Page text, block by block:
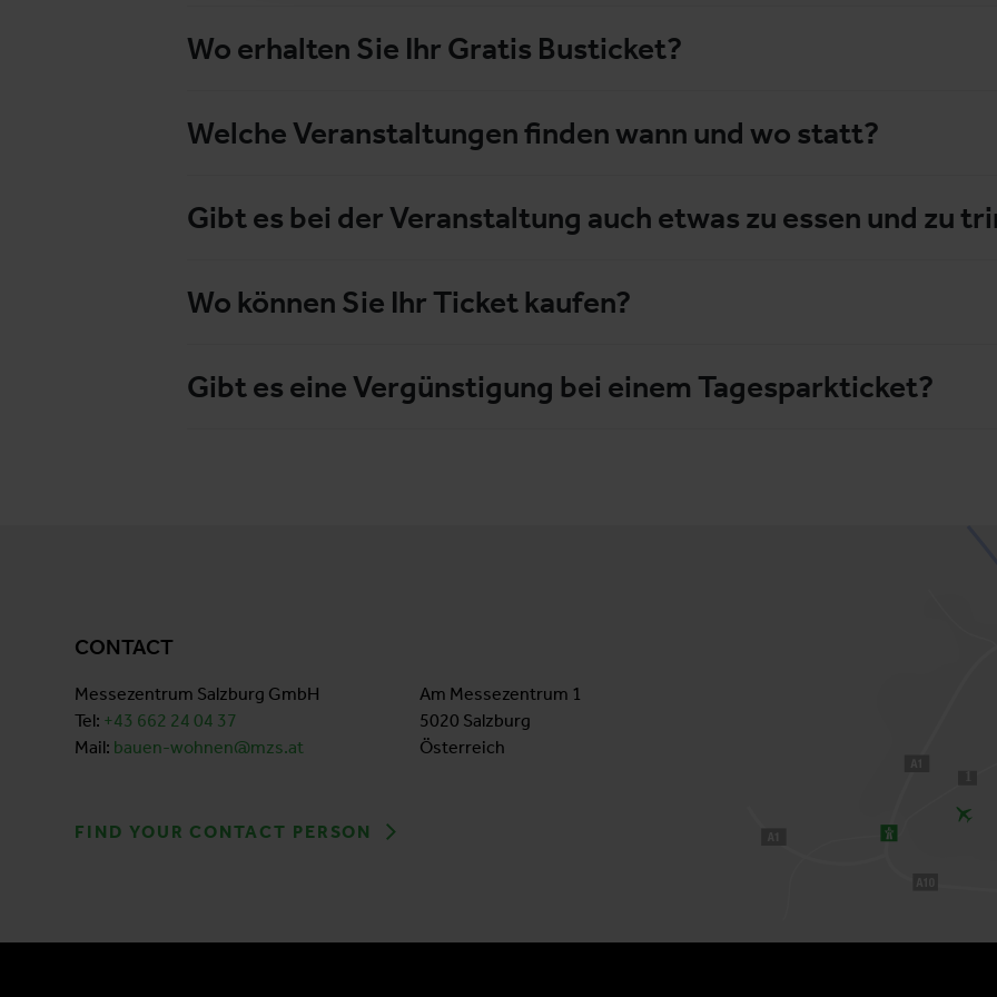
Wo erhalten Sie Ihr Gratis Busticket?
Welche Veranstaltungen finden wann und wo statt?
Gibt es bei der Veranstaltung auch etwas zu essen und zu
Wo können Sie Ihr Ticket kaufen?
Gibt es eine Vergünstigung bei einem Tagesparkticket?
CONTACT
Messezentrum Salzburg GmbH
Tel: +43 662 24 04 37
Mail: bauen-wohnen@mzs.at
Am Messezentrum 1
5020 Salzburg
Österreich
FIND YOUR CONTACT PERSON